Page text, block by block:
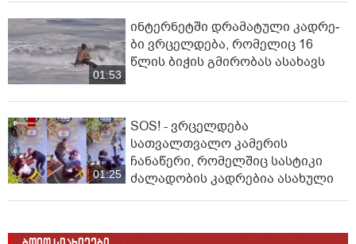
01:53
ინ­ტერ­ნეტ­ში დრა­მა­ტუ­ლი კად­რე­
ბი ვრცელდება, რომელიც 16
წლის ბიჭის გმირობას ასახავს
01:25
SOS! - ვრცელდება
სათვალთვალო კამერის
ჩანაწერი, რომელშიც სასტიკი
ძალადობის კადრებია ასახული